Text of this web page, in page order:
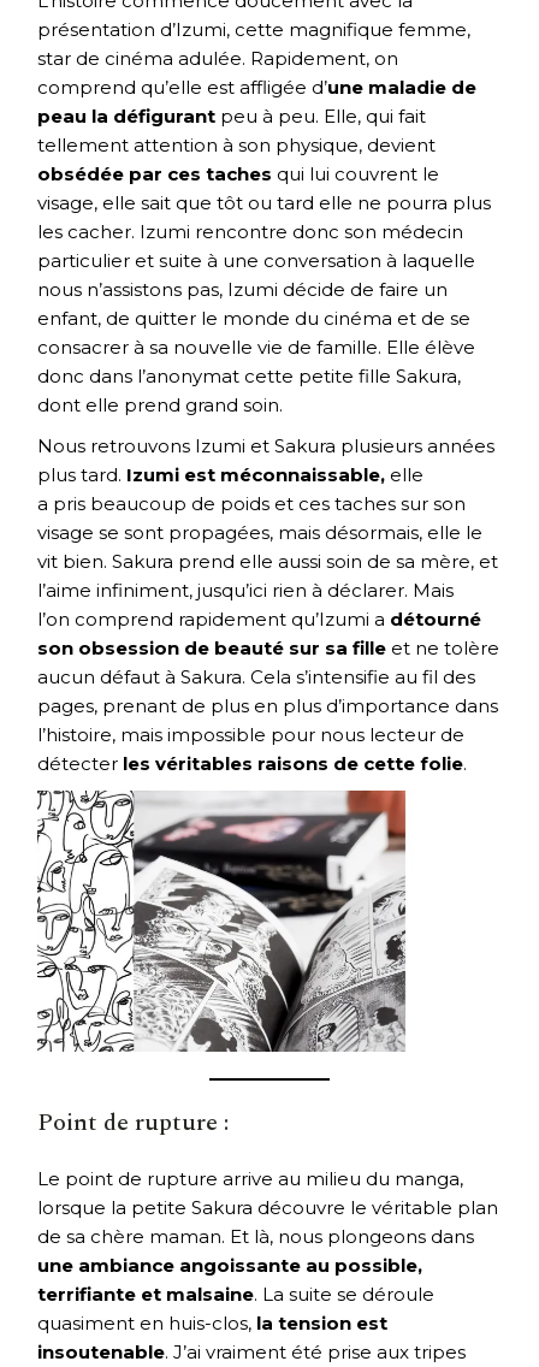
présentation d’Izumi, cette magnifique femme,
star de cinéma adulée. Rapidement, on
comprend qu’elle est affligée d’une maladie de
peau la défigurant peu à peu. Elle, qui fait
tellement attention à son physique, devient
obsédée par ces taches qui lui couvrent le
visage, elle sait que tôt ou tard elle ne pourra plus
les cacher. Izumi rencontre donc son médecin
particulier et suite à une conversation à laquelle
nous n’assistons pas, Izumi décide de faire un
enfant, de quitter le monde du cinéma et de se
consacrer à sa nouvelle vie de famille. Elle élève
donc dans l’anonymat cette petite fille Sakura,
dont elle prend grand soin.
Nous retrouvons Izumi et Sakura plusieurs années
plus tard. Izumi est méconnaissable, elle
a pris beaucoup de poids et ces taches sur son
visage se sont propagées, mais désormais, elle le
vit bien. Sakura prend elle aussi soin de sa mère, et
l’aime infiniment, jusqu’ici rien à déclarer. Mais
l’on comprend rapidement qu’Izumi a détourné
son obsession de beauté sur sa fille et ne tolère
aucun défaut à Sakura. Cela s’intensifie au fil des
pages, prenant de plus en plus d’importance dans
l’histoire, mais impossible pour nous lecteur de
détecter les véritables raisons de cette folie.
Point de rupture :
Le point de rupture arrive au milieu du manga,
lorsque la petite Sakura découvre le véritable plan
de sa chère maman. Et là, nous plongeons dans
une ambiance angoissante au possible,
terrifiante et malsaine. La suite se déroule
quasiment en huis-clos, la tension est
insoutenable. J’ai vraiment été prise aux tripes